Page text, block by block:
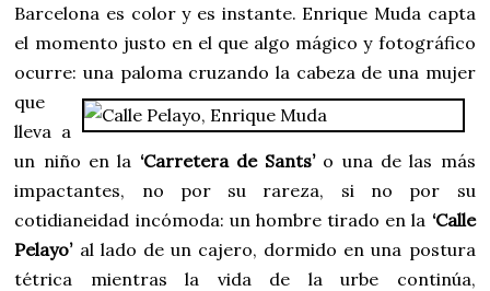
Barcelona es color y es instante. Enrique Muda capta
el momento justo en el que algo mágico y fotográfico
ocurre: una paloma cruzando la cabeza de una mujer
que
lleva a
un niño en la ‘Carretera de Sants’o una de las más
impactantes, no por su rareza, si no por su
cotidianeidad incómoda: un hombre tirado en la ‘Calle
Pelayo’al lado de un cajero, dormido en una postura
tétrica mientras la vida de la urbe continúa,